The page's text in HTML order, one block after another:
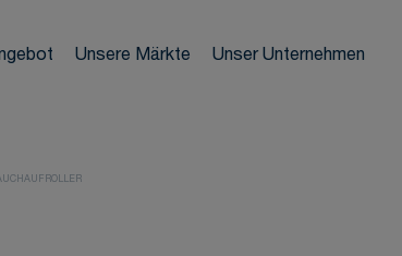
Unsere Märkte Unser Unternehmen